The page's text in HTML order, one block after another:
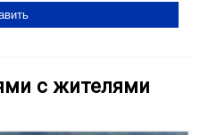
с жителями